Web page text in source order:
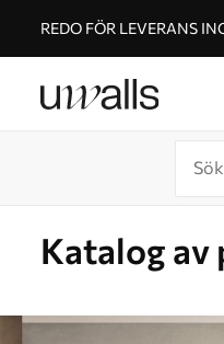
REDO FÖR LEVERANS
Katalog